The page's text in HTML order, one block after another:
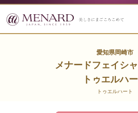
愛知県岡崎市
メナードフェイシ
トゥエルハ
トゥエルハート